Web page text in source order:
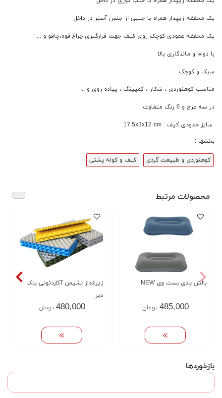
یک محفظه زیپدار همراه با جیبی از جنس آستر در داخل
یک محفظه عمودی کوچک روی کیف جهت قرارگیری چراغ قوه،چاقو و ...
با دوام و ماندگاری بالا
سبک و کوچک
مناسب کوهنوردی ، شکار ، کمپینگ ، پیاده روی و ...
در سه طرح و 6 رنگ متفاوت
سایز حدودی کیف : 17.5x3x12 cm
بخشها :
کوهنوردی و طبیعت گردی کیف و کوله پشتی
محصولات مرتبط
بالش بادی بست وی NEW
485,000 تومان
زیرانداز نشیمن آکاردئونی بلک
دیر
480,000 تومان
بازخوردها